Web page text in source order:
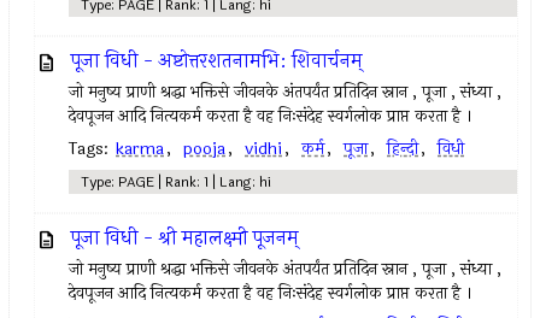
Type: PAGE | Rank: 1 | Lang: hi
पूजा विधी - अष्टोत्तरशतनामभि: शिवार्चनम्
जो मनुष्य प्राणी श्रद्धा भक्तिसे जीवनके अंतपर्यंत प्रतिदिन स्नान , पूजा , संध्या ,
देवपूजन आदि नित्यकर्म करता है वह निःसंदेह स्वर्गलोक प्राप्त करता है ।
Tags: karma, pooja, vidhi, कर्म, पूजा, हिन्दी, विधी
Type: PAGE | Rank: 1 | Lang: hi
पूजा विधी - श्री महालक्ष्मी पूजनम्
जो मनुष्य प्राणी श्रद्धा भक्तिसे जीवनके अंतपर्यंत प्रतिदिन स्नान , पूजा , संध्या ,
देवपूजन आदि नित्यकर्म करता है वह निःसंदेह स्वर्गलोक प्राप्त करता है ।